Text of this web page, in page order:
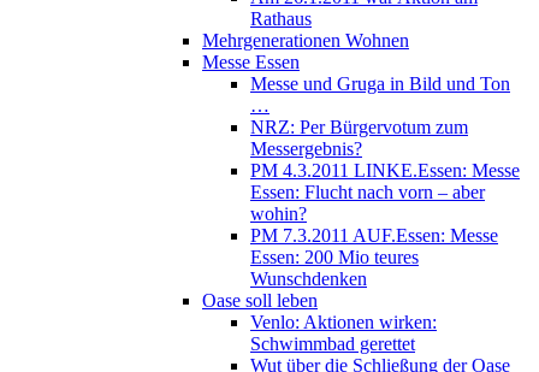
Rathaus
Mehrgenerationen Wohnen
Messe Essen
Messe und Gruga in Bild und Ton
…
NRZ: Per Bürgervotum zum
Messergebnis?
PM 4.3.2011 LINKE.Essen: Messe
Essen: Flucht nach vorn – aber
wohin?
PM 7.3.2011 AUF.Essen: Messe
Essen: 200 Mio teures
Wunschdenken
Oase soll leben
Venlo: Aktionen wirken:
Schwimmbad gerettet
Wut über die Schließung der Oase